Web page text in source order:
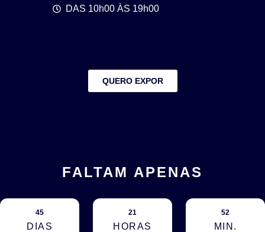
DAS 10h00 ÀS 19h00
QUERO EXPOR
FALTAM APENAS
45
DIAS
21
HORAS
52
MIN.